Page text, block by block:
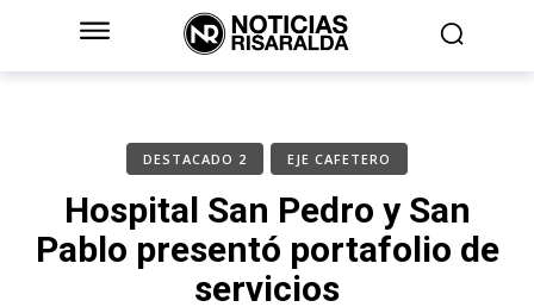
DESTACADO 2 EJE CAFETERO
Hospital San Pedro y San
Pablo presentó portafolio de
servicios